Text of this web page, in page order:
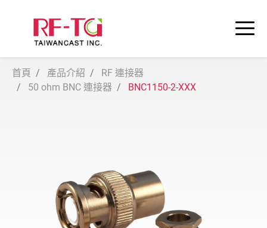
首頁 產品介紹
RF 連接器
50 ohm BNC 連接器
BNC1150-2-XXX